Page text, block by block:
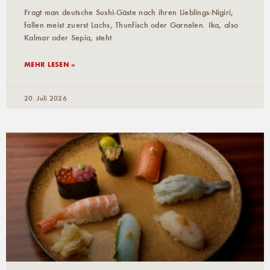
Fragt man deutsche Sushi-Gäste nach ihren Lieblings-Nigiri,
fallen meist zuerst Lachs, Thunfisch oder Garnelen. Ika, also
Kalmar oder Sepia, steht
MEHR LESEN »
20. Juli 2026